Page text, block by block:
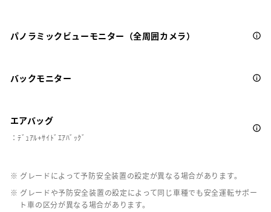
パノラミックビューモニター（全周囲カメラ）
バックモニター
エアバッグ
：ﾃﾞｭｱﾙ+ｻｲﾄﾞｴｱﾊﾞｯｸﾞ
※ グレードによって予防安全装置の設定が異なる場合があります。
※ グレードや予防安全装置の設定によって同じ車種でも安全運転サポー
ト車の区分が異なる場合があります。